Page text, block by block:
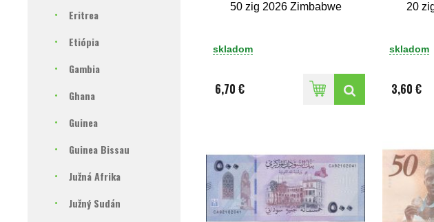
Eritrea
Etiópia
Gambia
Ghana
Guinea
Guinea Bissau
Južná Afrika
Južný Sudán
50 zig 2026 Zimbabwe
skladom
6,70 €
20
skladom
3,60 €